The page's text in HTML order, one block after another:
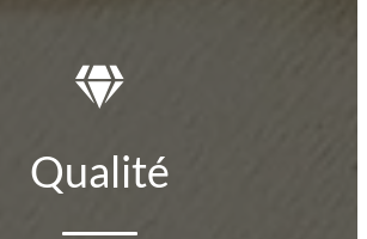
Qualité